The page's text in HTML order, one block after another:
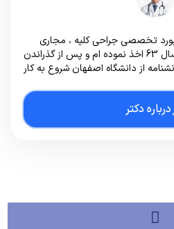
تخصصی جراحی کلیه ، مجاری
ادراری و ناباروری مردان را در سال 63 اخذ نموده ام و پس از گذراندن
از دانشگاه اصفهان شروع به کار
درباره دکتر